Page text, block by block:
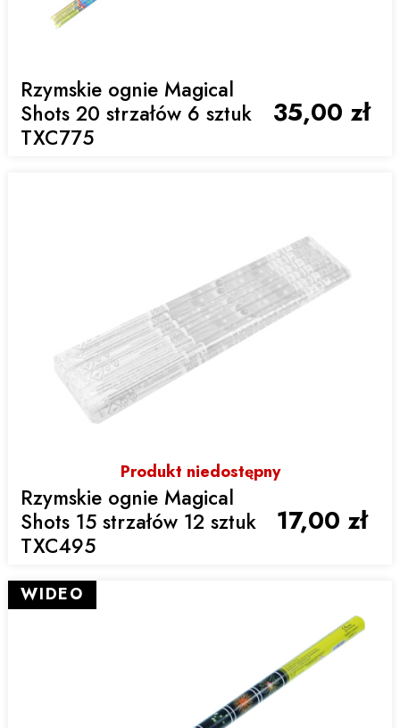
Rzymskie ognie Magical
Shots 20 strzałów 6 sztuk
TXC775
35,00 zł
Produkt niedostępny
Rzymskie ognie Magical
Shots 15 strzałów 12 sztuk
TXC495
17,00 zł
WIDEO